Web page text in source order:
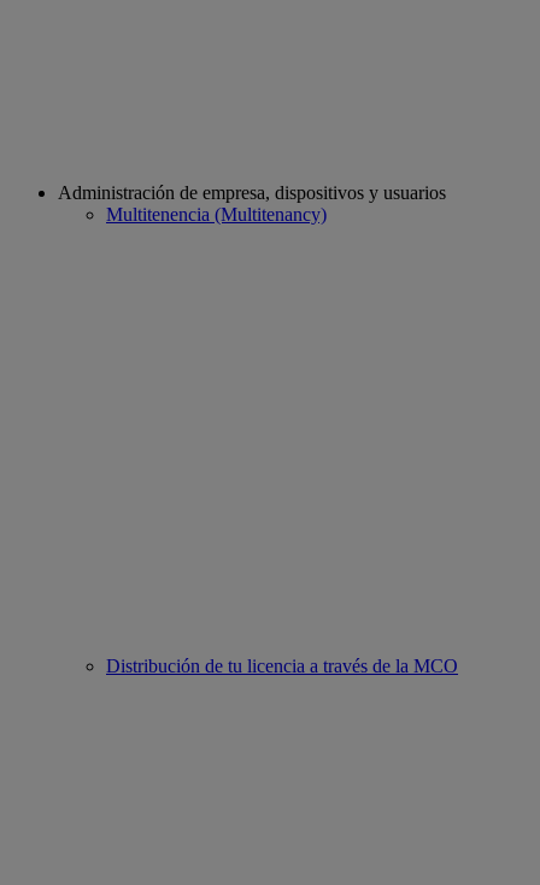
Administración de empresa, dispositivos y usuarios
Multitenencia (Multitenancy)
Distribución de tu licencia a través de la MCO